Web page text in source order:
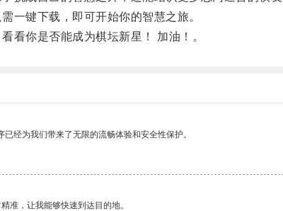
键下载，即可开始你的智慧之旅。
你是否能成为棋坛新星！ 加油！。
经为我们带来了无限的流畅体验和安全性保护。
准，让我能够快速到达目的地。